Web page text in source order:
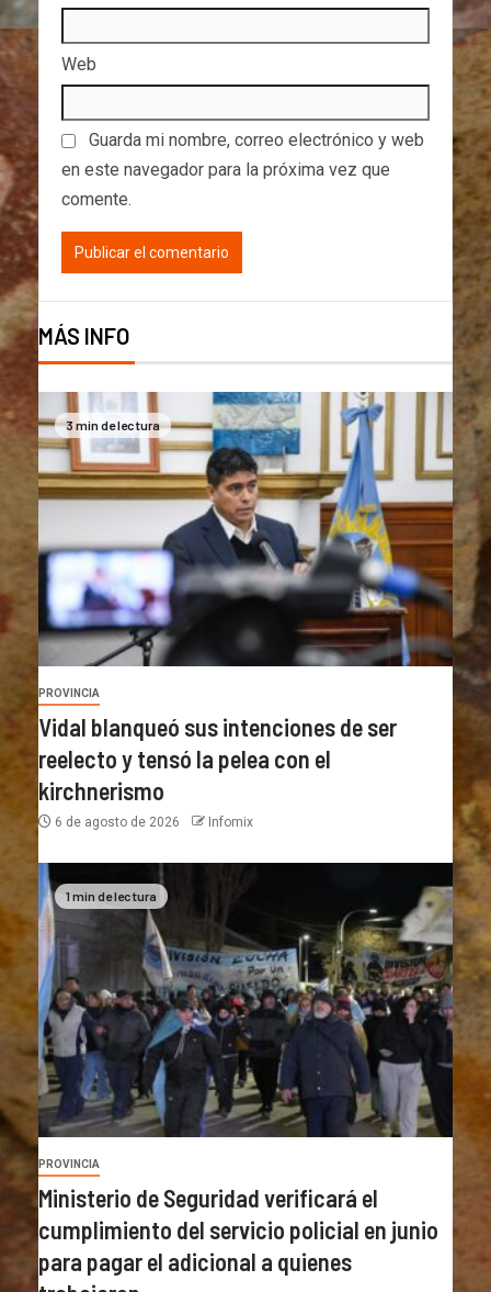
Web
Guarda mi nombre, correo electrónico y web
en este navegador para la próxima vez que
comente.
MÁS INFO
3 min de lectura
PROVINCIA
Vidal blanqueó sus intenciones de ser
reelecto y tensó la pelea con el
kirchnerismo
6 de agosto de 2026 Infomix
1 min de lectura
PROVINCIA
Ministerio de Seguridad verificará el
cumplimiento del servicio policial en junio
para pagar el adicional a quienes